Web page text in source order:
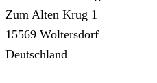
Zum Alten Krug 1
15569 Woltersdorf
Deutschland